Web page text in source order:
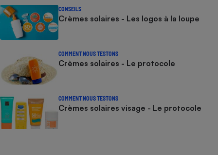
CONSEILS
Crèmes solaires - Les logos à la loupe
COMMENT NOUS TESTONS
Crèmes solaires - Le protocole
COMMENT NOUS TESTONS
Crèmes solaires visage - Le protocole